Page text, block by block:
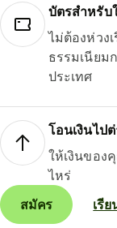
บัตรสำหรับ
ไม่ต้องห่วง
ธรรมเนียม
ประเทศ
โอนเงินไป
ให้เงินของ
ไหร่
สมัคร
เรีย